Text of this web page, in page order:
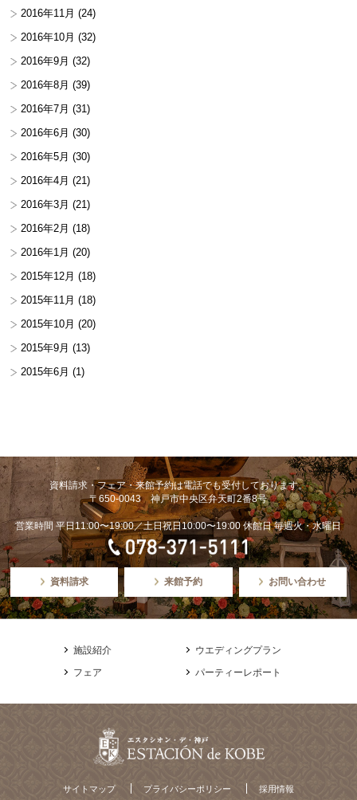
2016年11月 (24)
2016年10月 (32)
2016年9月 (32)
2016年8月 (39)
2016年7月 (31)
2016年6月 (30)
2016年5月 (30)
2016年4月 (21)
2016年3月 (21)
2016年2月 (18)
2016年1月 (20)
2015年12月 (18)
2015年11月 (18)
2015年10月 (20)
2015年9月 (13)
2015年6月 (1)
資料請求・フェア・来館予約は電話でも受付しております。
〒650-0043 神戸市中央区弁天町2番8号
営業時間 平日11:00〜19:00／土日祝日10:00〜19:00 休館日 毎週火・水曜日
資料請求 来館予約 お問い合わせ
施設紹介
ウエディングプラン
フェア
パーティーレポート
サイトマップ プライバシーポリシー 採用情報